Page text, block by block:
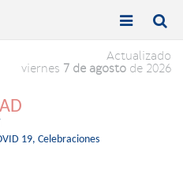
Toggle

Toggle

Actualizado
viernes 7 de agosto de 2026
19, Celebraciones